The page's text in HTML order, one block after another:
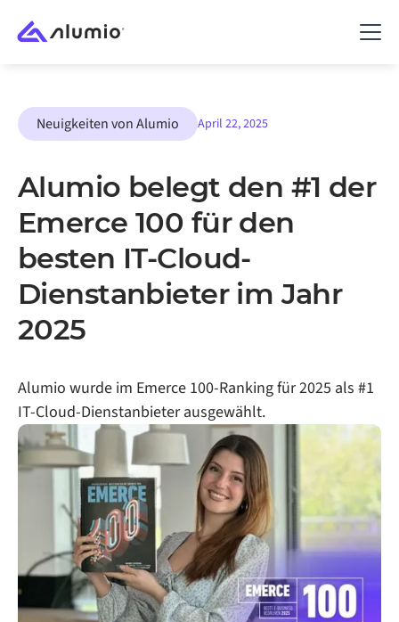
Neuigkeiten von Alumio April 22, 2025
Alumio belegt den #1 der
Emerce 100 für den
besten IT-Cloud-
Dienstanbieter im Jahr
2025
Alumio wurde im Emerce 100-Ranking für 2025 als #1
IT-Cloud-Dienstanbieter ausgewählt.